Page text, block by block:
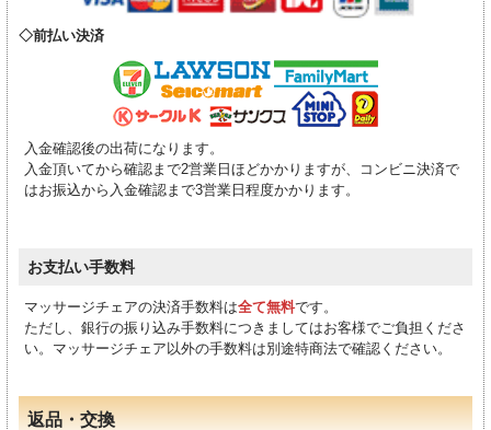
前払い決済
入金確認後の出荷になります。
入金頂いてから確認まで2営業日ほどかかりますが、コンビニ決済で
はお振込から入金確認まで3営業日程度かかります。
お支払い手数料
マッサージチェアの決済手数料は全て無料です。
ただし、銀行の振り込み手数料につきましてはお客様でご負担くださ
い。マッサージチェア以外の手数料は別途特商法で確認ください。
返品・交換